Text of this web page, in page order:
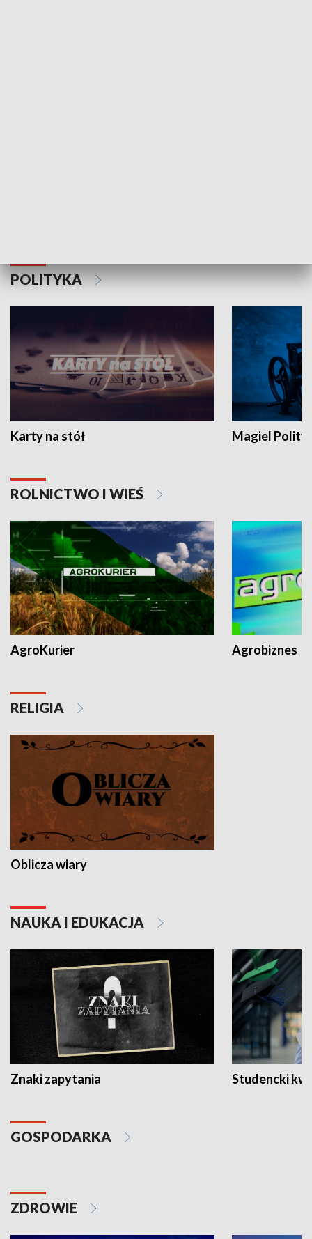
POLITYKA
Karty na stół Magiel
ROLNICTWO I WIEŚ
AgroKurier Agrobiznes
RELIGIA
Oblicza wiary
NAUKA I EDUKACJA
Znaki zapytania Studencki
GOSPODARKA
ZDROWIE